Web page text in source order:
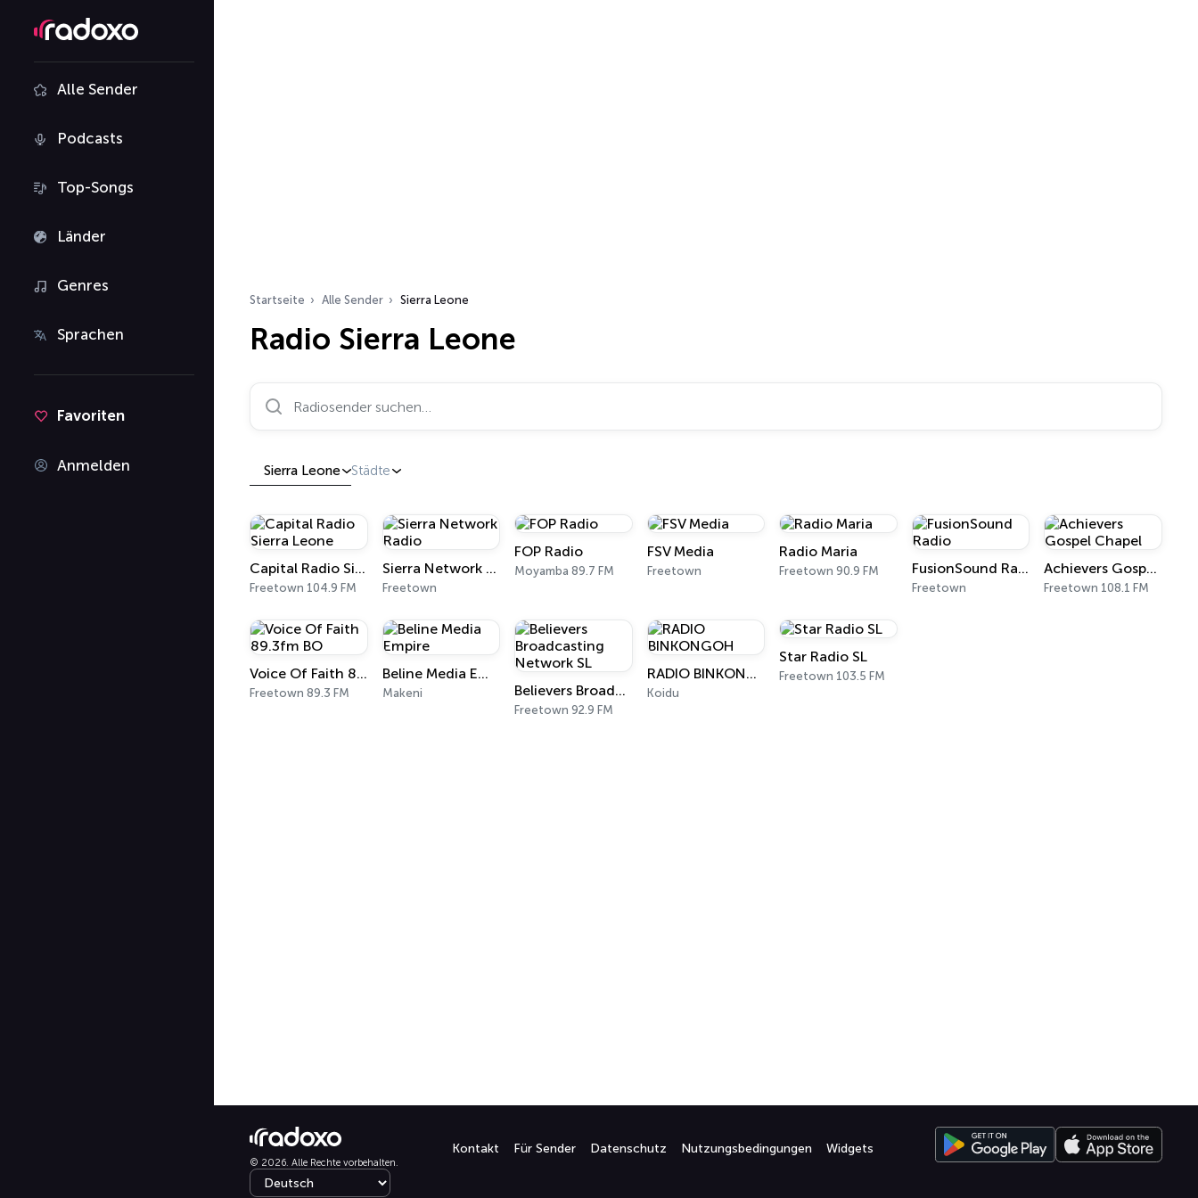
Alle Sender
Podcasts
Top-Songs
Länder
Genres
Sprachen
Favoriten
Anmelden
Startseite Alle Sender Sierra Leone
Radio Sierra Leone
Radiosender suchen…
Sierra Leone Städte
Capital Radio Sierra Leone
Freetown 104.9 FM
Sierra Network Radio
Freetown
FOP Radio
Moyamba 89.7 FM
FSV Media
Freetown
Radio Maria
Freetown 90.9 FM FusionSound Radio
Freetown
Achievers Gospel Chapel
Freetown 108.1 FM
Voice Of Faith 89.3fm BO
Freetown 89.3 FM
Beline Media Empire
Makeni Believers Broadcasting Network SL
Freetown 92.9 FM
RADIO BINKONGOH
Koidu
Star Radio SL
Freetown 103.5 FM
© 2026. Alle Rechte vorbehalten.
Kontakt Für Sender Datenschutz Nutzungsbedingungen Widgets
Select language